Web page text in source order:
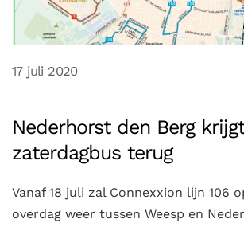
17 juli 2020
Nederhorst den Berg krijgt
zaterdagbus terug
Vanaf 18 juli zal Connexxion lijn 106
overdag weer tussen Weesp en